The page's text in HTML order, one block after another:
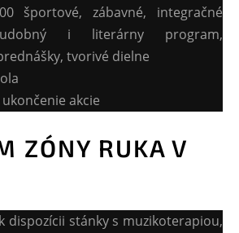
športové, zábavné, integračné
i literárny program,
tvorivé dielne
ukončenie akcie
ZÓNY RUKA V
dispozícii stánky s muzikoterapiou,